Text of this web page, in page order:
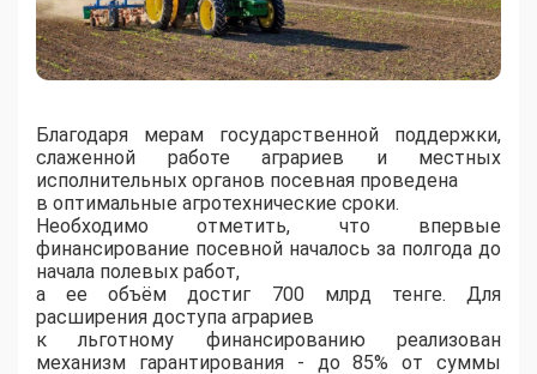
Благодаря мерам государственной поддержки,
слаженной работе аграриев и местных
исполнительных органов посевная проведена
в оптимальные агротехнические сроки.
Необходимо отметить, что впервые
финансирование посевной началось за полгода до
начала полевых работ,
а ее объём достиг 700 млрд тенге. Для
расширения доступа аграриев
к льготному финансированию реализован
механизм гарантирования - до 85% от суммы